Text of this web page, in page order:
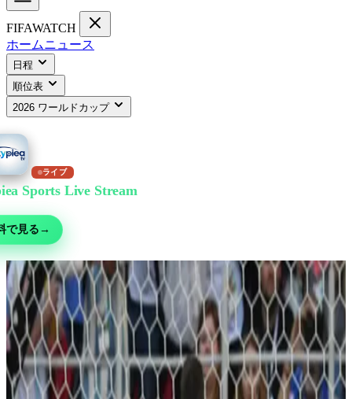
FIFAWATCH
ホームニュース
日程
順位表
2026 ワールドカップ
ライブ
Sports Live Streamで無料視聴
で見る →